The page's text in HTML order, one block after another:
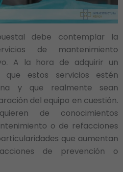
debe contemplar la
de mantenimiento
A la hora de adquirir un
que estos servicios estén
y que realmente sean
del equipo en cuestión.
de conocimientos
o de refacciones
que aumentan
de prevención o